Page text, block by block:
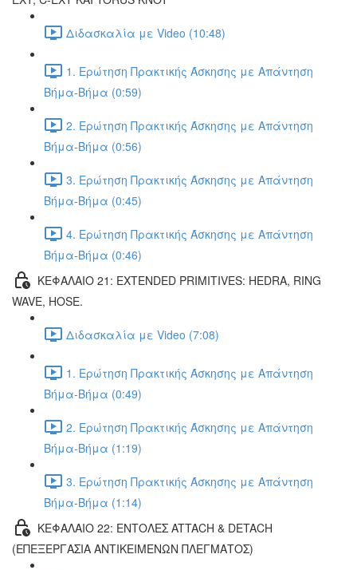
Διδασκαλία με Video (10:48)
1. Ερώτηση Πρακτικής Άσκησης με Απάντηση
Βήμα-Βήμα (0:59)
2. Ερώτηση Πρακτικής Άσκησης με Απάντηση
Βήμα-Βήμα (0:56)
3. Ερώτηση Πρακτικής Άσκησης με Απάντηση
Βήμα-Βήμα (0:45)
4. Ερώτηση Πρακτικής Άσκησης με Απάντηση
Βήμα-Βήμα (0:46)
ΚΕΦΑΛΑΙΟ 21: EXTENDED PRIMITIVES: HEDRA, RING
WAVE, HOSE.
Διδασκαλία με Video (7:08)
1. Ερώτηση Πρακτικής Άσκησης με Απάντηση
Βήμα-Βήμα (0:49)
2. Ερώτηση Πρακτικής Άσκησης με Απάντηση
Βήμα-Βήμα (1:19)
3. Ερώτηση Πρακτικής Άσκησης με Απάντηση
Βήμα-Βήμα (1:14)
ΚΕΦΑΛΑΙΟ 22: ΕΝΤΟΛΕΣ ATTACH & DETACH
(ΕΠΕΞΕΡΓΑΣΙΑ ΑΝΤΙΚΕΙΜΕΝΩΝ ΠΛΕΓΜΑΤΟΣ)